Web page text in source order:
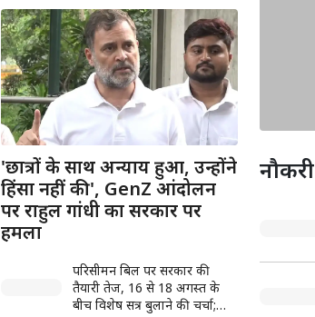
'छात्रों के साथ अन्याय हुआ, उन्होंने
हिंसा नहीं की', GenZ आंदोलन
पर राहुल गांधी का सरकार पर
हमला
परिसीमन बिल पर सरकार की
तैयारी तेज, 16 से 18 अगस्त के
बीच विशेष सत्र बुलाने की चर्चा;
नौकरी